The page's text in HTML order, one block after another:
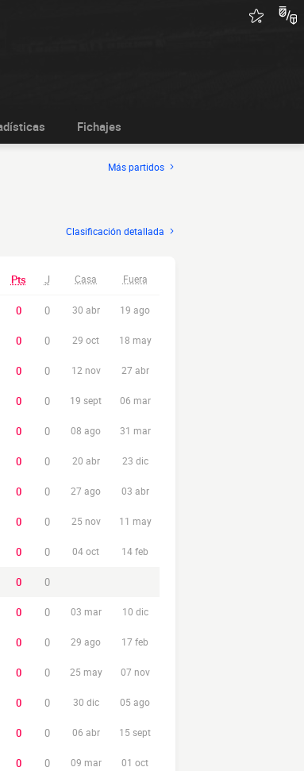
Fichajes
Más partidos
Clasificación detallada
Pts J Casa Fuera
0 0 30 abr 19 ago
0 0 29 oct 18 may
0 0 12 nov 27 abr
0 0 19 sept 06 mar
0 0 08 ago 31 mar
0 0 20 abr 23 dic
0 0 27 ago 03 abr
0 0 25 nov 11 may
0 0 04 oct 14 feb
0 0
0 0 03 mar 10 dic
0 0 29 ago 17 feb
0 0 25 may 07 nov
0 0 30 dic 05 ago
0 0 06 abr 15 sept
0 0 09 mar 01 oct